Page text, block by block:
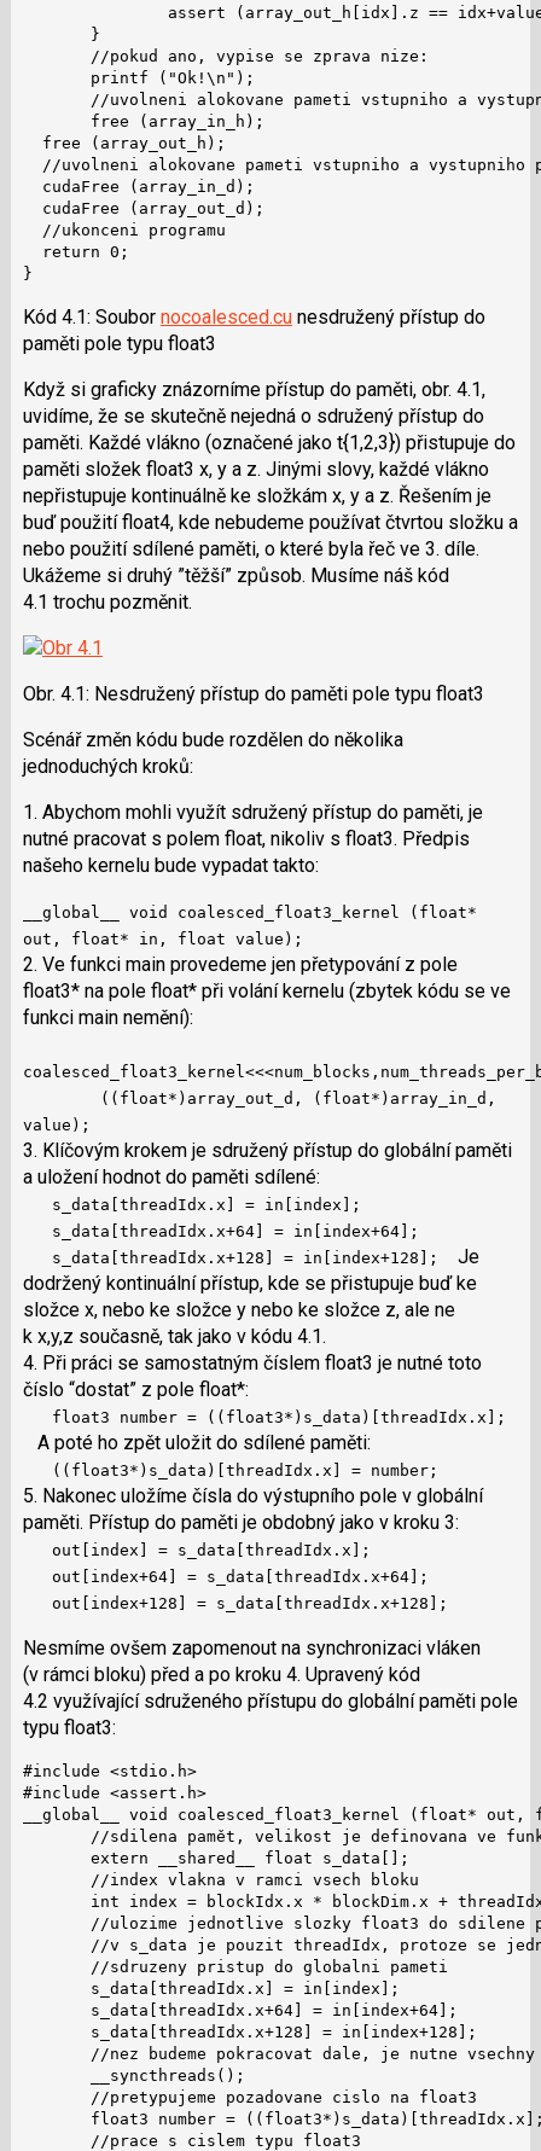
assert (array_out_h[idx].z ==
       }
       //pokud ano, vypise se zprava nize:
       printf ("Ok!\n");
//uvolneni alokovane pameti vstupniho a
       free (array_in_h);
  free (array_out_h);
//uvolneni alokovane pameti vstupniho a vystupniho
  cudaFree (array_in_d);
  cudaFree (array_out_d);
  //ukonceni programu
  return 0;
}
Kód 4.1: Soubor nocoalesced.cunesdružený přístup do
paměti pole typu float3
Když si graficky znázorníme přístup do paměti, obr. 4.1,
uvidíme, že se skutečně nejedná o sdružený přístup do
paměti. Každé vlákno (označené jako t{1,2,3}) přistupuje do
paměti složek float3 x, y a z. Jinými slovy, každé vlákno
nepřistupuje kontinuálně ke složkám x, y a z. Řešením je
buď použití float4, kde nebudeme používat čtvrtou složku a
nebo použití sdílené paměti, o které byla řeč ve 3. díle.
Ukážeme si druhý ”těžší” způsob. Musíme náš kód
4.1 trochu pozměnit.
Obr. 4.1: Nesdružený přístup do paměti pole typu float3
Scénář změn kódu bude rozdělen do několika
jednoduchých kroků:
1. Abychom mohli využít sdružený přístup do paměti, je
nutné pracovat s polem float, nikoliv s float3. Předpis
našeho kernelu bude vypadat takto:
__global__ void coalesced_float3_kernel (float*
out, float* in, float value);
2. Ve funkci main provedeme jen přetypování z pole
float3* na pole float* při volání kernelu (zbytek kódu se ve
funkci main nemění):
((float*)array_out_d, (float*)array_in_d,
value);
3. Klíčovým krokem je sdružený přístup do globální paměti
a uložení hodnot do paměti sdílené:
s_data[threadIdx.x] = in[index];
s_data[threadIdx.x+64] = in[index+64];
s_data[threadIdx.x+128] = in[index+128];
Je
dodržený kontinuální přístup, kde se přistupuje buď ke
složce x, nebo ke složce y nebo ke složce z, ale ne
k x,y,z současně, tak jako v kódu 4.1.
4. Při práci se samostatným číslem float3 je nutné toto
číslo “dostat” z pole float*:
float3 number = ((float3*)s_data)[threadIdx.x];
A poté ho zpět uložit do sdílené paměti:
((float3*)s_data)[threadIdx.x] = number;
5. Nakonec uložíme čísla do výstupního pole v globální
paměti. Přístup do paměti je obdobný jako v kroku 3:
out[index] = s_data[threadIdx.x];
out[index+64] = s_data[threadIdx.x+64];
out[index+128] = s_data[threadIdx.x+128];
Nesmíme ovšem zapomenout na synchronizaci vláken
(v rámci bloku) před a po kroku 4. Upravený kód
4.2 využívající sdruženého přístupu do globální paměti pole
typu float3:
#include <stdio.h>
#include <assert.h>
__global__ void coalesced_float3_kernel (float*
//sdilena pamět, velikost je definovana ve
       extern __shared__ float s_data[];
       //index vlakna v ramci vsech bloku
int index = blockIdx.x * blockDim.x +
//ulozime jednotlive slozky float3 do sdilene
//v s_data je pouzit threadIdx, protoze se
       //sdruzeny pristup do globalni pameti
       s_data[threadIdx.x] = in[index];
       s_data[threadIdx.x+64] = in[index+64];
       s_data[threadIdx.x+128] = in[index+128];
//nez budeme pokracovat dale, je nutne
       __syncthreads();
       //pretypujeme pozadovane cislo na float3
float3 number =
       //prace s cislem typu float3